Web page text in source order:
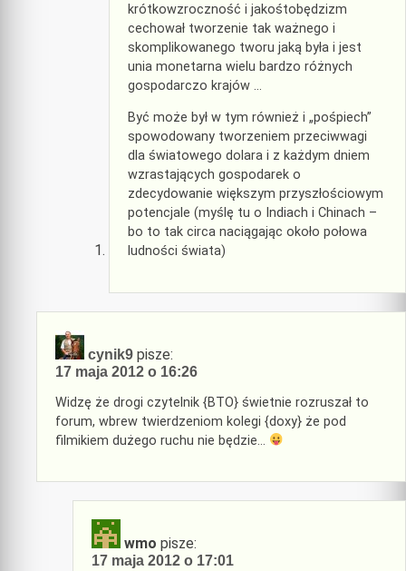
krótkowzroczność i jakośtobędzizm
cechował tworzenie tak ważnego i
skomplikowanego tworu jaką była i jest
unia monetarna wielu bardzo różnych
gospodarczo krajów …
Być może był w tym również i „pośpiech”
spowodowany tworzeniem przeciwwagi
dla światowego dolara i z każdym dniem
wzrastających gospodarek o
zdecydowanie większym przyszłościowym
potencjale (myślę tu o Indiach i Chinach –
bo to tak circa naciągając około połowa
ludności świata)
cynik9 pisze:
17 maja 2012 o 16:26
Widzę że drogi czytelnik {BTO} świetnie rozruszał to
forum, wbrew twierdzeniom kolegi {doxy} że pod
filmikiem dużego ruchu nie będzie…
wmo pisze:
17 maja 2012 o 17:01